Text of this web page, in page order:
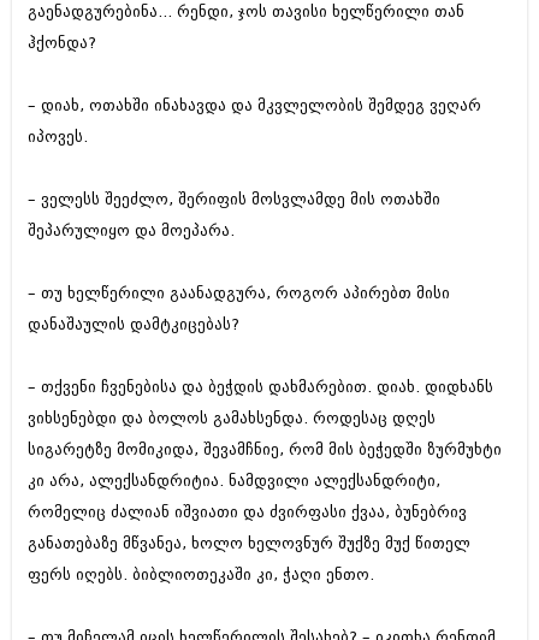
გაენადგურებინა... რენდი, ჯოს თავისი ხელწერილი თან
ჰქონდა?
– დიახ, ოთახში ინახავდა და მკვლელობის შემდეგ ვეღარ
იპოვეს.
– ველესს შეეძლო, შერიფის მოსვლამდე მის ოთახში
შეპარულიყო და მოეპარა.
– თუ ხელწერილი გაანადგურა, როგორ აპირებთ მისი
დანაშაულის დამტკიცებას?
– თქვენი ჩვენებისა და ბეჭდის დახმარებით. დიახ. დიდხანს
ვიხსენებდი და ბოლოს გამახსენდა. როდესაც დღეს
სიგარეტზე მომიკიდა, შევამჩნიე, რომ მის ბეჭედში ზურმუხტი
კი არა, ალექსანდრიტია. ნამდვილი ალექსანდრიტი,
რომელიც ძალიან იშვიათი და ძვირფასი ქვაა, ბუნებრივ
განათებაზე მწვანეა, ხოლო ხელოვნურ შუქზე მუქ წითელ
ფერს იღებს. ბიბლიოთეკაში კი, ჭაღი ენთო.